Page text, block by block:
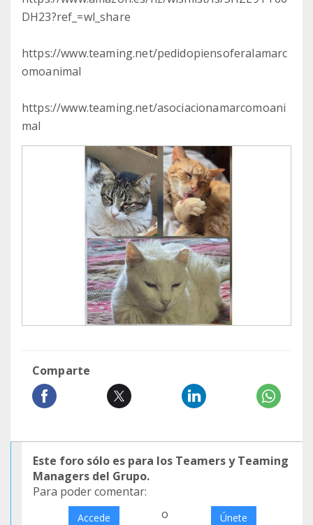
DH23?ref_=wl_share
https://www.teaming.net/pedidopiensoferalamarc
omoanimal
https://www.teaming.net/asociacionamarcomoani
mal
Comparte
Este foro sólo es para los Teamers y Teaming
Managers del Grupo.
Para poder comentar:
Accede o Únete